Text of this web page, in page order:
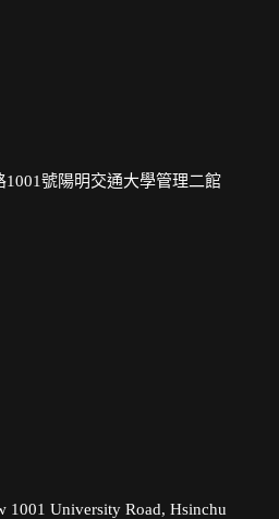
1001號陽明交通大學管理二館
1001 University Road, Hsinchu